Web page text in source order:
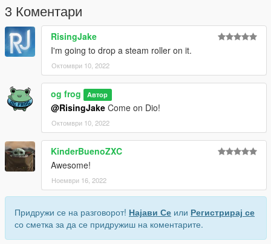
3 Коментари
RisingJake
I'm going to drop a steam roller on it.
Октомври 10, 2022
og frog Автор
@RisingJake Come on Dio!
Октомври 10, 2022
KinderBuenoZXC
Awesome!
Ноември 16, 2022
Придружи се на разговорот! Најави Се или Регистрирај се
со сметка за да се придружиш на коментарите.